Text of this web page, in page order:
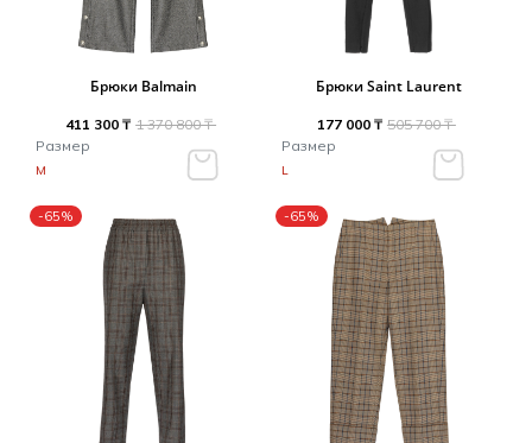
Брюки Balmain
411 300 ₸ 1 370 800 ₸
Размер
M
Брюки Saint Laurent
177 000 ₸ 505 700 ₸
Размер
L
-65% -65%